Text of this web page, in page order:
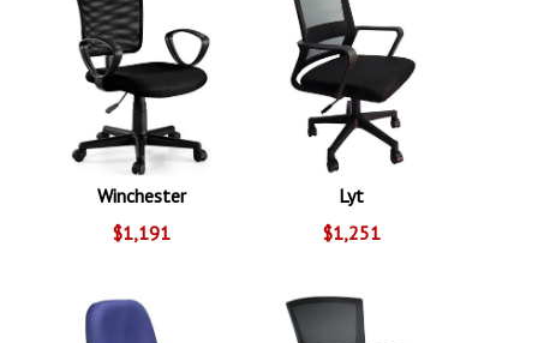
Winchester
$1,191
Lyt
$1,251